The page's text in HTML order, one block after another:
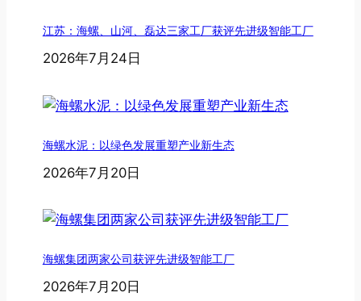
江苏：海螺、山河、磊达三家工厂获评先进级智能工厂
2026年7月24日
海螺水泥：以绿色发展重塑产业新生态
2026年7月20日
海螺集团两家公司获评先进级智能工厂
2026年7月20日